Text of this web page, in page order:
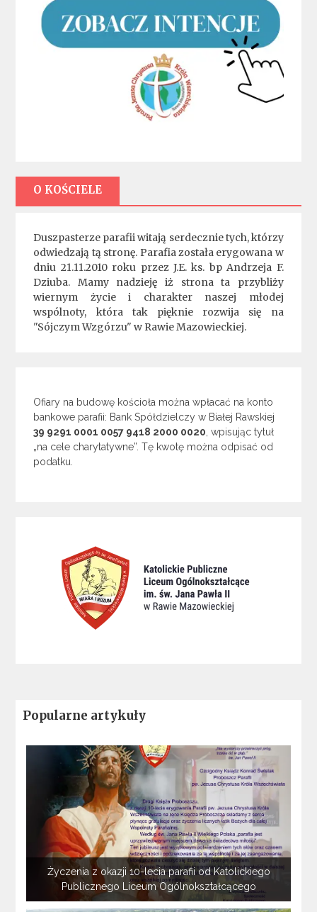
O KOŚCIELE
Duszpasterze parafii witają serdecznie tych, którzy
odwiedzają tą stronę. Parafia została erygowana w
dniu 21.11.2010 roku przez J.E. ks. bp Andrzeja F.
Dziuba. Mamy nadzieję iż strona ta przybliży
wiernym życie i charakter naszej młodej
wspólnoty, która tak pięknie rozwija się na
"Sójczym Wzgórzu" w Rawie Mazowieckiej.
Ofiary na budowę kościoła można wpłacać na konto
bankowe parafii: Bank Spółdzielczy w Białej Rawskiej
39 9291 0001 0057 9418 2000 0020 , wpisując tytuł
„na cele charytatywne”. Tę kwotę można odpisać od
podatku.
Popularne artykuły
Życzenia z okazji 10-lecia parafii od Katolickiego
Publicznego Liceum Ogólnokształcącego